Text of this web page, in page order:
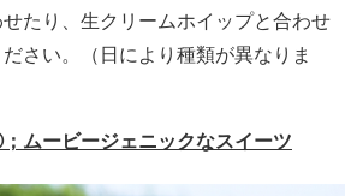
たり、生クリームホイップと合わせ
さい。（日により種類が異なりま
ムービージェニックなスイーツ